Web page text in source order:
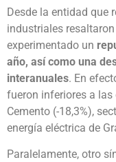
Desde la entidad que
industriales
experimentado un
año, así como una
interanuales. En
fueron inferiores a las
Cemento (-18,3%),
energía eléctrica de
Paralelamente, otro